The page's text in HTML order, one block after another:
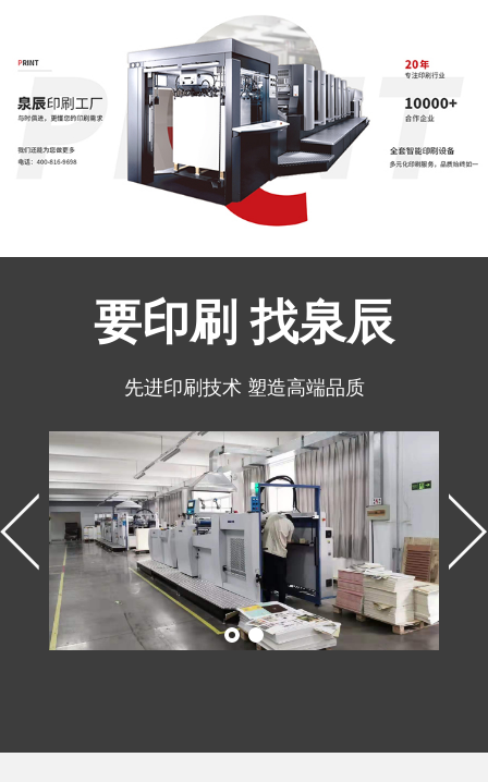
要印刷 找泉辰
先进印刷技术 塑造高端品质